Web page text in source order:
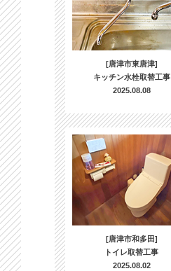
[唐津市東唐津]
キッチン水栓取替工事
2025.08.08
[唐津市和多田]
トイレ取替工事
2025.08.02